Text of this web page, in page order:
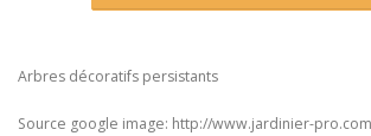
Arbres décoratifs persistants
Source google image: http://www.jardinier-